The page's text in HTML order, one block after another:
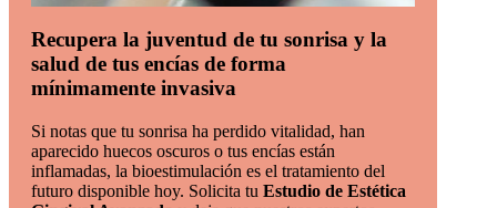
Recupera la juventud de tu sonrisa y la
salud de tus encías de forma
mínimamente invasiva
Si notas que tu sonrisa ha perdido vitalidad, han
aparecido huecos oscuros o tus encías están
inflamadas, la bioestimulación es el tratamiento del
futuro disponible hoy. Solicita tu Estudio de Estética